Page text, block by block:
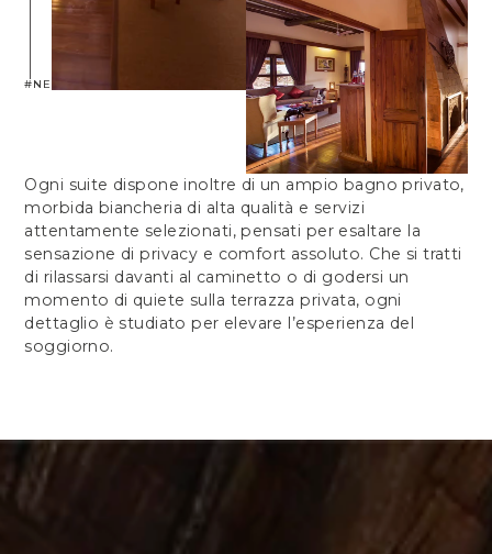
#NEPTUNENGORONGORO
Ogni suite dispone inoltre di un ampio bagno privato,
morbida biancheria di alta qualità e servizi
attentamente selezionati, pensati per esaltare la
sensazione di privacy e comfort assoluto. Che si tratti
di rilassarsi davanti al caminetto o di godersi un
momento di quiete sulla terrazza privata, ogni
dettaglio è studiato per elevare l’esperienza del
soggiorno.